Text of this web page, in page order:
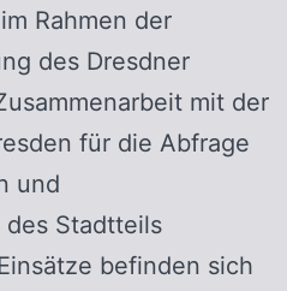
Rahmen der
des Dresdner
mit der
für die Abfrage
und
des Stadtteils
befinden sich